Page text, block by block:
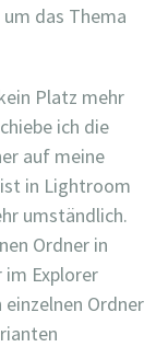
das Thema
Platz mehr
ich die
auf meine
in Lightroom
umständlich.
Ordner in
im Explorer
Ordner